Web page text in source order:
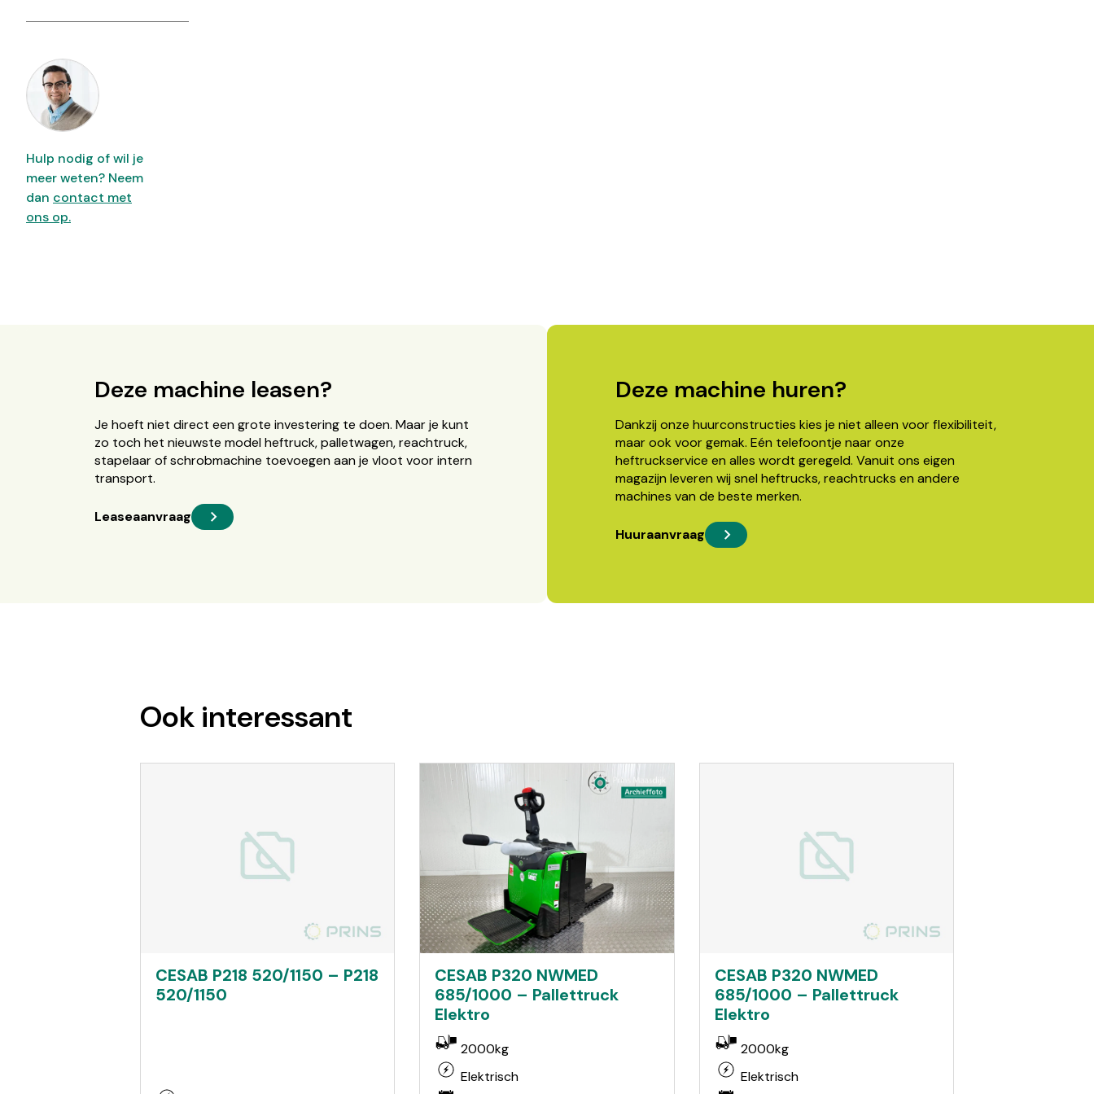
Hulp nodig of wil je
meer weten? Neem
dan contact met
ons op.
Deze machine leasen?
Je hoeft niet direct een grote investering te doen. Maar je kunt
zo toch het nieuwste model heftruck, palletwagen, reachtruck,
stapelaar of schrobmachine toevoegen aan je vloot voor intern
transport.
Leaseaanvraag
Deze machine huren?
Dankzij onze huurconstructies kies je niet alleen voor flexibiliteit,
maar ook voor gemak. Eén telefoontje naar onze
heftruckservice en alles wordt geregeld. Vanuit ons eigen
magazijn leveren wij snel heftrucks, reachtrucks en andere
machines van de beste merken.
Huuraanvraag
Ook interessant
CESAB P218 520/1150 – P218
520/1150
CESAB P320 NWMED
685/1000 – Pallettruck
Elektro
2000kg
Elektrisch
CESAB P320 NWMED
685/1000 – Pallettruck
Elektro
2000kg
Elektrisch